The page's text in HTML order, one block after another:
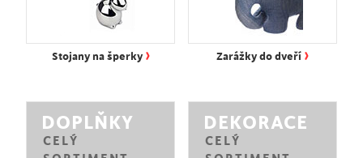
Stojany na šperky › Zarážky do dveří ›
DOPLŇKY
CELÝ
DEKORACE
CELÝ